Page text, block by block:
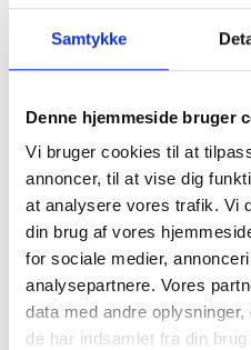
Samtykke
Denne hjemmeside bruger
Vi bruger cookies til at
annoncer, til at vise dig
at analysere vores trafik. Vi
din brug af vores
for sociale medier,
analysepartnere. Vores
data med andre
de har indsamlet fra din